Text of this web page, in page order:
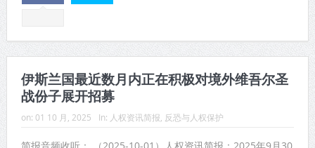
伊斯兰国最近数月内正在积极对境外维吾尔圣
战份子展开招募
on: 01 10 月, 2025 In: 人权资讯简报 反恐与人权保护
简报音频收听： （2025-10-01）人权资讯简报：2025年9月30